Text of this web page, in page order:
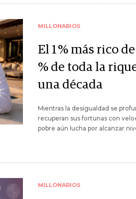
MILLONARIOS
El 1 % más rico
% de toda la
una década
Mientras la desigualdad se
recuperan sus fortunas con
pobre aún lucha por alcanzar
MILLONARIOS